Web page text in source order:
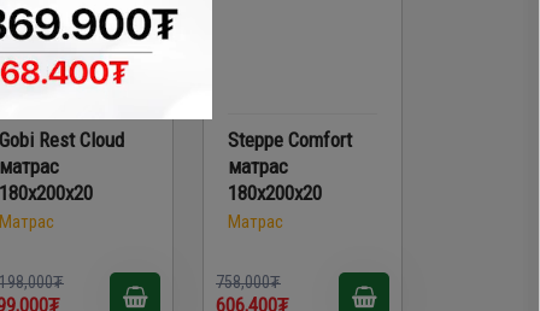
Gobi Rest Cloud
матрас
180x200x20
Матрас
Steppe Comfort
матрас
180x200x20
Матрас
758,000₮
606,400₮